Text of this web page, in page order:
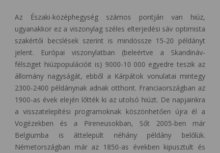
Az Északi-középhegység számos pontján van hiúz,
ugyanakkor ez a viszonylag széles elterjedési sáv optimista
szakértői becslések szerint is mindössze 15-20 példányt
jelent. Európai viszonylatban (beleértve a Skandináv-
félsziget hiúzpopulációit is) 9000-10 000 egyedre teszik az
állomány nagyságát, ebből a Kárpátok vonulatai mintegy
2300-2400 példánynak adnak otthont. Franciaországban az
1900-as évek elején lőtték ki az utolsó hiúzt. De napjainkra
a visszatelepítési programoknak köszönhetően újra él a
Vogézekben és a Pireneusokban, Sőt 2005-ben már
Belgiumba is áttelepült néhány példány belőlük.
Németországban már az 1850-as években kipusztult és